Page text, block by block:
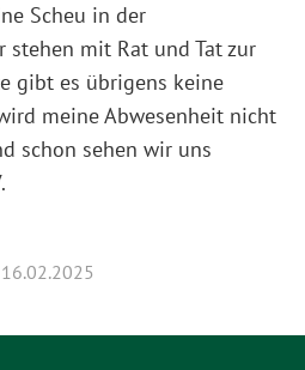
Scheu in der
stehen mit Rat und Tat zur
gibt es übrigens keine
meine Abwesenheit nicht
schon sehen wir uns